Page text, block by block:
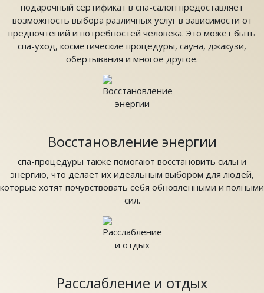
подарочный сертификат в спа-салон предоставляет
возможность выбора различных услуг в зависимости от
предпочтений и потребностей человека. Это может быть
спа-уход, косметические процедуры, сауна, джакузи,
обертывания и многое другое.
Восстановление энергии
спа-процедуры также помогают восстановить силы и
энергию, что делает их идеальным выбором для людей,
которые хотят почувствовать себя обновленными и полными
сил.
Расслабление и отдых